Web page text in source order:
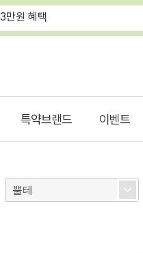
만원 혜택
특약브랜드 이벤트
뿔테